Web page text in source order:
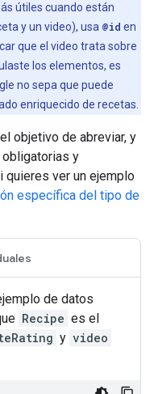
útiles cuando están
y un video), usa @id en
que el video trata sobre
los elementos, es
no sepa que puede
enriquecido de recetas.
objetivo de abreviar, y
y
quieres ver un ejemplo
específica del tipo de
de datos
Recipe es el
y video